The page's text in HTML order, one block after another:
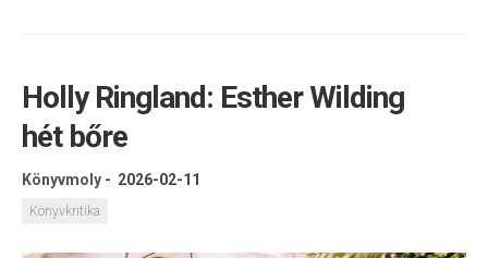
Kapcsolat
Olvasó sarok
Könyveim
Rólam
Holly Ringland: Esther Wilding
hét bőre
Könyvmoly - 2026-02-11
Könyvkritika